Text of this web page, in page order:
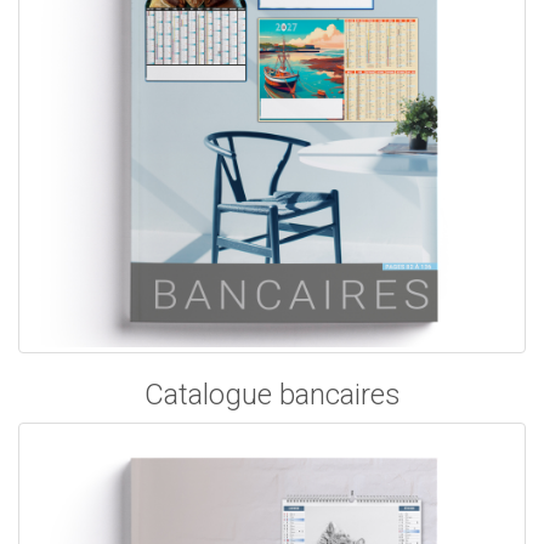
Catalogue bancaires